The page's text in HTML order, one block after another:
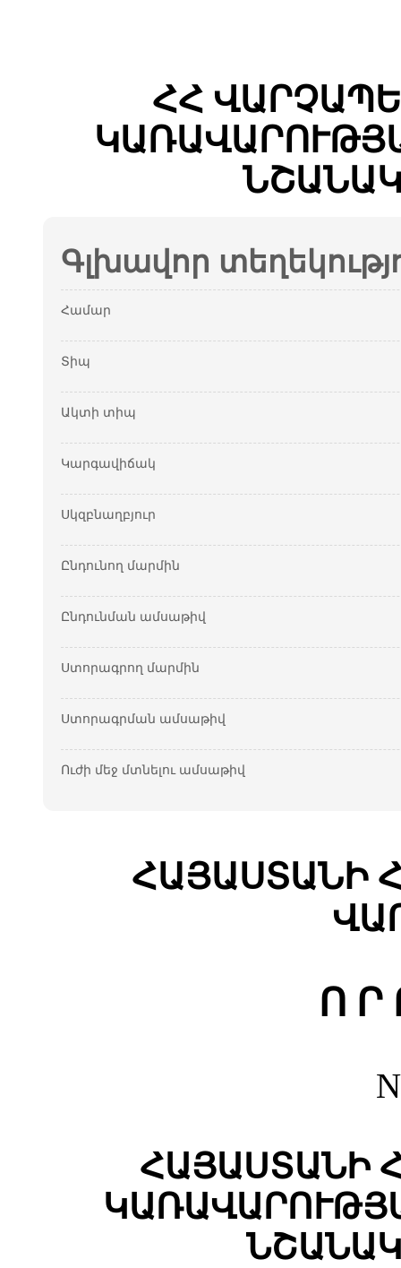
ՀՀ
Գլխավոր
Համար
Տիպ
Ակտի տիպ
Կարգավիճակ
Սկզբնաղբյուր
Ընդունող մարմին
Ընդունման ամսաթիվ
Ստորագրող մարմին
Ստորագրման ամսաթիվ
Ուժի մեջ մտնելու ամսաթիվ
ՀԱՅԱՍՏԱՆԻ
Ո Ր
ՀԱՅԱՍՏԱՆԻ